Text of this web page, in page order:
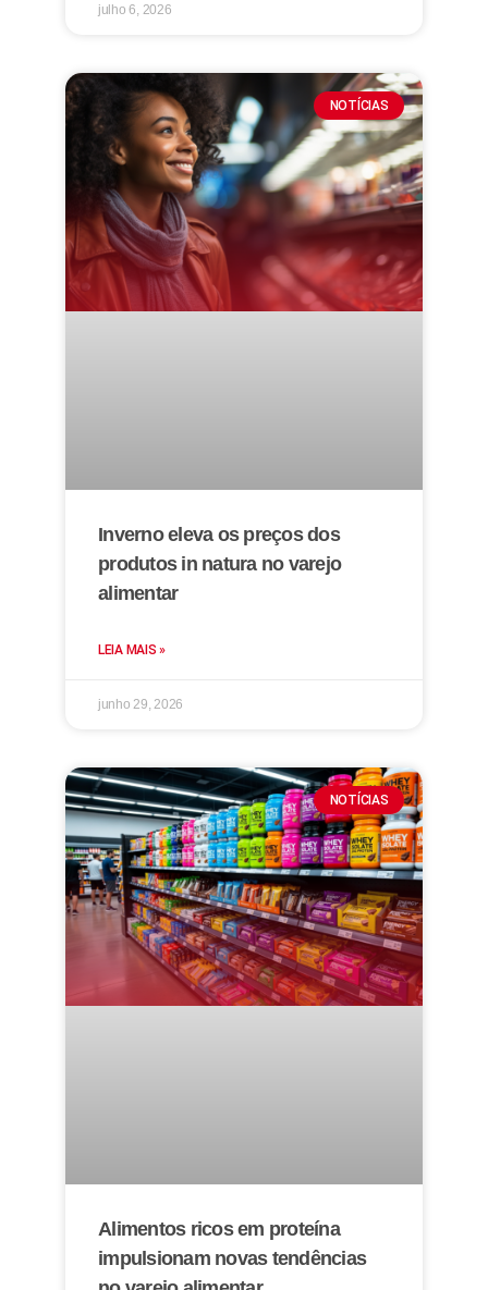
julho 6, 2026
NOTÍCIAS
Inverno eleva os preços dos
produtos in natura no varejo
alimentar
LEIA MAIS »
junho 29, 2026
NOTÍCIAS
Alimentos ricos em proteína
impulsionam novas tendências